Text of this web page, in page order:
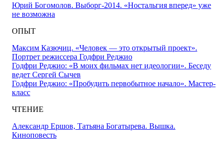
Юрий Богомолов. Выборг-2014. «Ностальгия вперед» уже
не возможна
ОПЫТ
Максим Казючиц. «Человек — это открытый проект».
Портрет режиссера Годфри Реджио
Годфри Реджио: «В моих фильмах нет идеологии». Беседу
ведет Сергей Сычев
Годфри Реджио: «Пробудить первобытное начало». Мастер-
класс
ЧТЕНИЕ
Александр Ершов, Татьяна Богатырева. Вышка.
Киноповесть